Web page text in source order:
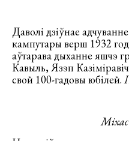
Даволі дзіўнае
кампутары верш 1932
аўтарава дыханне яшчэ
Кавыль, Язэп
свой 100-гадовы юбілей.